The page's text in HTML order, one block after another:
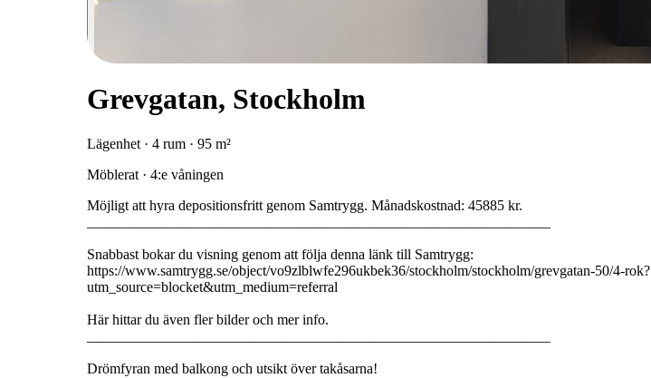
Grevgatan, Stockholm
Lägenhet · 4 rum · 95 m²
Möblerat · 4:e våningen
Möjligt att hyra depositionsfritt genom Samtrygg. Månadskostnad: 45885 kr.
Snabbast bokar du visning genom att följa denna länk till Samtrygg:
https://www.samtrygg.se/object/vo9zlblwfe296ukbek36/stockholm/stockholm/grevgatan-50/4-rok?
utm_source=blocket&utm_medium=referral
Här hittar du även fler bilder och mer info.
Drömfyran med balkong och utsikt över takåsarna!